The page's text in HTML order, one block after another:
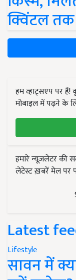
क्विंटल तक
हम व्हाट्सएप पर
मोबाइल में पढ़ने के
हमारे न्यूज़लेटर की
लेटेस्ट ख़बरें मेल पर
Latest
Lifestyle
सावन में